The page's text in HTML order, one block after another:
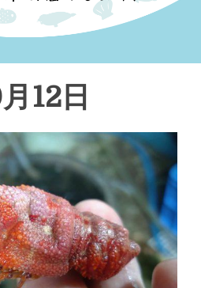
12日